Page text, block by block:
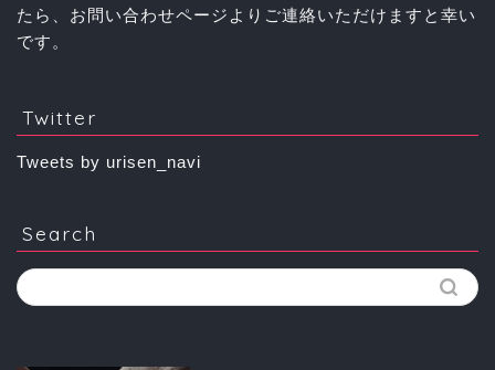
たら、お問い合わせページよりご連絡いただけますと幸い
です。
Twitter
Tweets by urisen_navi
Search